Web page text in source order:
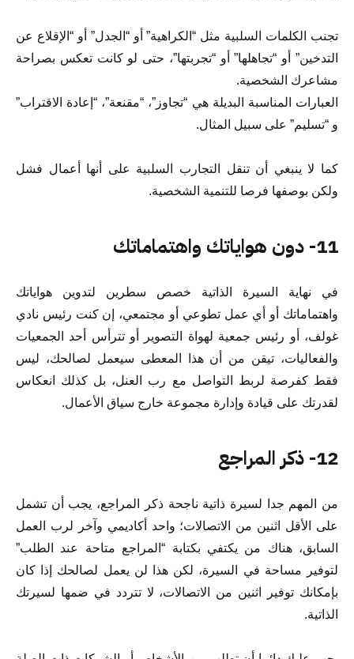
تجنب الكلمات السلبية مثل “الكراهية” أو “الجدل” أو “الإقلاع عن
التدخين” أو “تجاهلها” أو “تجربتها”، حتى لو كانت تعكس بصراحة
مشاعرك الشخصية.
العبارات المناسبة البديلة هي “تجاوز”، “مقنعة”، “إعادة الاقتراب”
و “تسليم” على سبيل المثال.
كما لا ينبغي أن تنقل التجارب السلبية على أنها أعمال فشل
ولكن بوصفها فرصا للتنمية الشخصية.
11- دون هواياتك واهتماماتك
في نهاية السيرة الذاتية خصص سطرين لتدوين هواياتك
واهتماماتك أو أي عمل تطوعي أو مجتمعي، إن كنت رئيس نادي
غولف، أو رئيس جمعية لهواة التصوير أو تترأس أحد الجمعيات
والفعاليات، تيقن من أن هذا المعطى سيعمل لصالحك، ليس
فقط كفرصة لربط التواصل مع رب العنل، بل كذلك انعكاس
لقدرتك على قيادة وإدارة مجموعة خارج سياق الأعمال.
12- ذكر المراجع
من المهم جدا لسيرة ذاتية ناجحة ذكر المراجع، يجب أن تشمل
على الأقل اثنين من الاتصالات؛ واحد أكاديمي وآخر لرب العمل
السابق، هناك من يكتفي بكتابة “المراجع متاحة عند الطلب”
لتوفير مساحة في السيرة، لكن هذا لن يعمل لصالحك إذا كان
بإمكانك توفير اثنين من الاتصالات، لا تتردد في ضمها لسيرتك
الذاتية.